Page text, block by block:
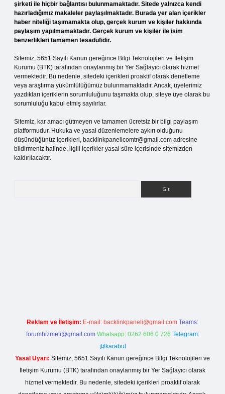
şirketi ile hiçbir bağlantısı bulunmamaktadır. Sitede yalnızca kendi
hazırladığımız makaleler paylaşılmaktadır. Burada yer alan içerikler
haber niteliği taşımamakta olup, gerçek kurum ve kişiler hakkında
paylaşım yapılmamaktadır. Gerçek kurum ve kişiler ile isim
benzerlikleri tamamen tesadüfidir.
Sitemiz, 5651 Sayılı Kanun gereğince Bilgi Teknolojileri ve İletişim
Kurumu (BTK) tarafından onaylanmış bir Yer Sağlayıcı olarak hizmet
vermektedir. Bu nedenle, sitedeki içerikleri proaktif olarak denetleme
veya araştırma yükümlülüğümüz bulunmamaktadır. Ancak, üyelerimiz
yazdıkları içeriklerin sorumluluğunu taşımakta olup, siteye üye olarak bu
sorumluluğu kabul etmiş sayılırlar.
Sitemiz, kar amacı gütmeyen ve tamamen ücretsiz bir bilgi paylaşım
platformudur. Hukuka ve yasal düzenlemelere aykırı olduğunu
düşündüğünüz içerikleri, backlinkpanelicomtr@gmail.com adresine
bildirmeniz halinde, ilgili içerikler yasal süre içerisinde sitemizden
kaldırılacaktır.
Reklam ve İletişim: E-mail: backlinkpaneli@gmail.com Teams:
forumhizmeti@gmail.com Whatsapp: 0262 606 0 726 Telegram:
@karabul
Yasal Uyarı: Sitemiz, 5651 Sayılı Kanun gereğince Bilgi Teknolojileri ve
İletişim Kurumu (BTK) tarafından onaylanmış bir Yer Sağlayıcı olarak
hizmet vermektedir. Bu nedenle, sitedeki içerikleri proaktif olarak